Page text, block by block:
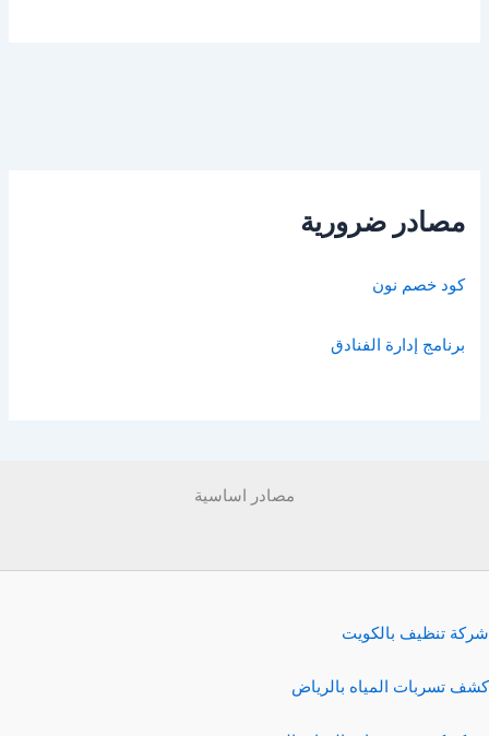
مصادر ضرورية
كود خصم نون
برنامج إدارة الفنادق
مصادر اساسية
شركة تنظيف بالكويت
كشف تسربات المياه بالرياض